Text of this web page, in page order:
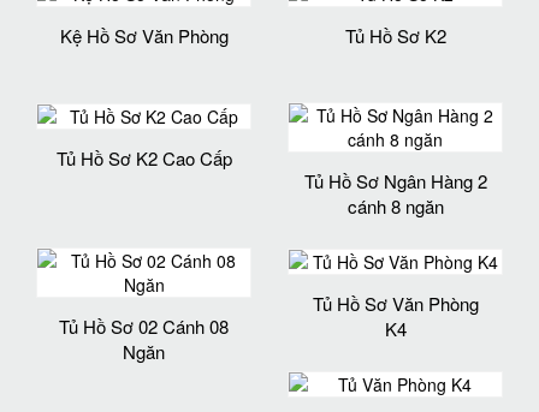
Kệ Hồ Sơ Văn Phòng Tủ Hồ Sơ K2
Tủ Hồ Sơ K2 Cao Cấp
Tủ Hồ Sơ Ngân Hàng 2
cánh 8 ngăn
Tủ Hồ Sơ 02 Cánh 08
Ngăn
Tủ Hồ Sơ Văn Phòng
K4